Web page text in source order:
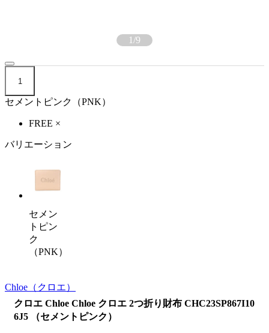
1/9
1
セメントピンク（PNK）
FREE ×
バリエーション
セメン
トピン
ク
（PNK）
Chloe （クロエ）
クロエ Chloe Chloe クロエ 2つ折り財布 CHC23SP867I10
6J5 （セメントピンク）